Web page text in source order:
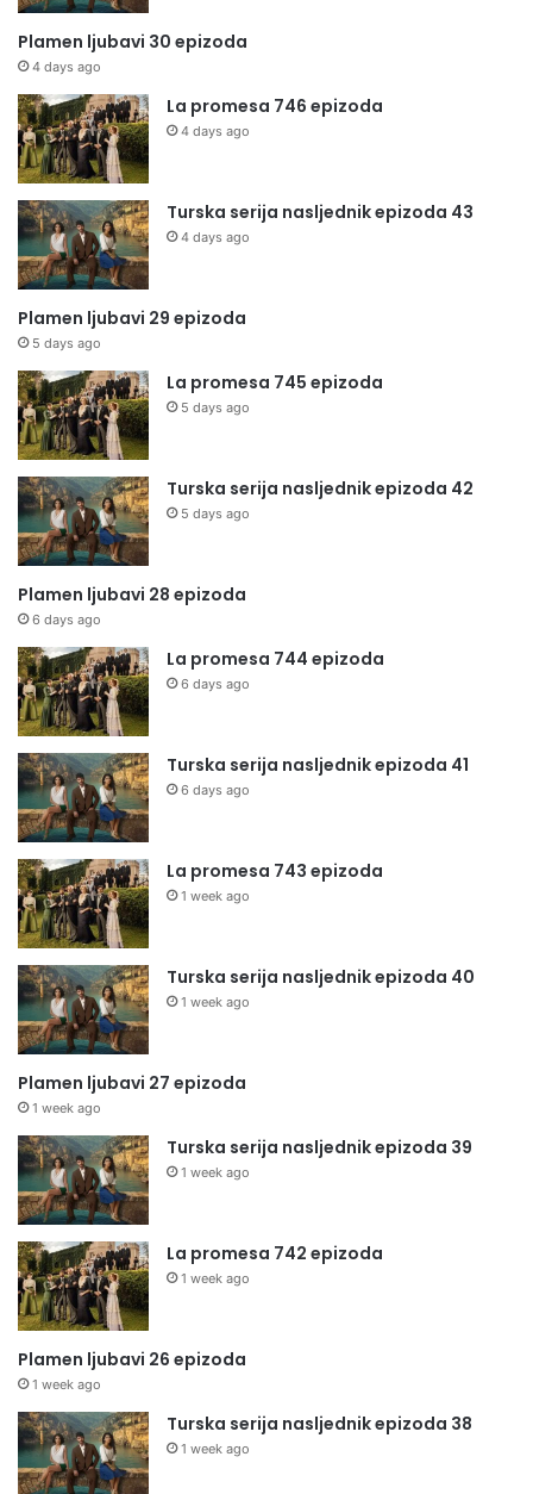
Plamen ljubavi 30 epizoda
4 days ago
La promesa 746 epizoda
4 days ago
Turska serija nasljednik epizoda 43
4 days ago
Plamen ljubavi 29 epizoda
5 days ago
La promesa 745 epizoda
5 days ago
Turska serija nasljednik epizoda 42
5 days ago
Plamen ljubavi 28 epizoda
6 days ago
La promesa 744 epizoda
6 days ago
Turska serija nasljednik epizoda 41
6 days ago
La promesa 743 epizoda
1 week ago
Turska serija nasljednik epizoda 40
1 week ago
Plamen ljubavi 27 epizoda
1 week ago
Turska serija nasljednik epizoda 39
1 week ago
La promesa 742 epizoda
1 week ago
Plamen ljubavi 26 epizoda
1 week ago
Turska serija nasljednik epizoda 38
1 week ago